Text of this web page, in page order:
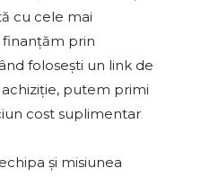
cu cele mai
prin
folosești un link de
putem primi
cost suplimentar
și misiunea